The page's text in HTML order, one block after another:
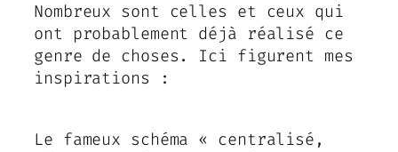
Nombreux sont celles et ceux qui
ont probablement déjà réalisé ce
genre de choses. Ici figurent mes
inspirations :
Le fameux schéma « centralisé,